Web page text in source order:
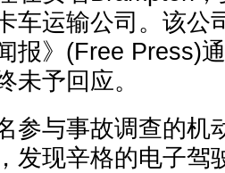
车运输公司。该公
报》(Free Press)
未予回应。
参与事故调查的机
发现辛格的电子驾